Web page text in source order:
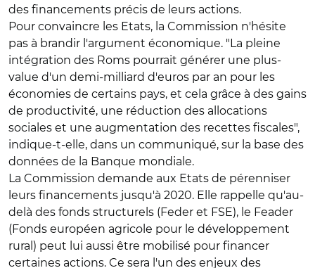
des financements précis de leurs actions.
Pour convaincre les Etats, la Commission n'hésite
pas à brandir l'argument économique. "La pleine
intégration des Roms pourrait générer une plus-
value d'un demi-milliard d'euros par an pour les
économies de certains pays, et cela grâce à des gains
de productivité, une réduction des allocations
sociales et une augmentation des recettes fiscales",
indique-t-elle, dans un communiqué, sur la base des
données de la Banque mondiale.
La Commission demande aux Etats de pérenniser
leurs financements jusqu'à 2020. Elle rappelle qu'au-
delà des fonds structurels (Feder et FSE), le Feader
(Fonds européen agricole pour le développement
rural) peut lui aussi être mobilisé pour financer
certaines actions. Ce sera l'un des enjeux des